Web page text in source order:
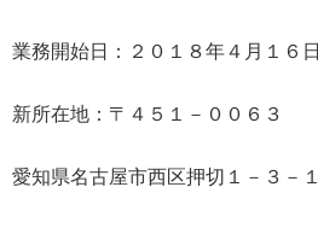
業務開始日：２０１８年４月１６日
新所在地：〒４５１－００６３
愛知県名古屋市西区押切１－３－